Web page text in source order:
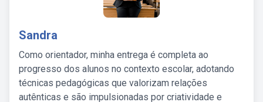
Sandra
Como orientador, minha entrega é completa ao
progresso dos alunos no contexto escolar, adotando
técnicas pedagógicas que valorizam relações
autênticas e são impulsionadas por criatividade e